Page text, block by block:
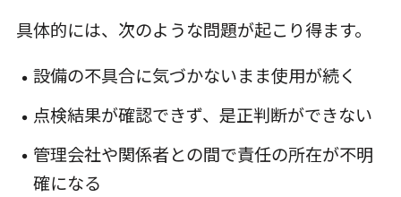
具体的には、次のような問題が起こり得ます。
設備の不具合に気づかないまま使用が続く
点検結果が確認できず、是正判断ができない
管理会社や関係者との間で責任の所在が不明
確になる